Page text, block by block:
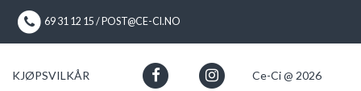
69 31 12 15 / POST@CE-CI.NO
KJØPSVILKÅR Ce-Ci @ 2026